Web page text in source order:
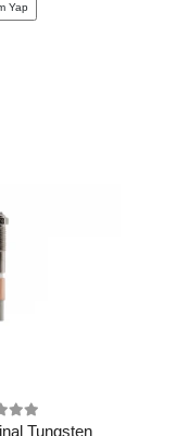
Yap
Tungsten